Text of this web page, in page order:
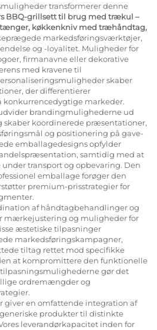
transformerer denne
BBQ-grillsett til brug med trækul –
køkkenkniv med træhåndtag,
markedsføringsværktøjer,
og -loyalitet. Muligheder for
firmanavne eller dekorative
med kravene til
skaber
der differentierer
markeder.
brandingmulighederne ud
skaber koordinerede præsentationer,
og positionering på gave-
emballagedesigns opfylder
samtidig med at
transport og opbevaring. Den
emballage forøger den
premium-prisstrategier for
af håndtagbehandlinger og
mærkejustering og muligheder for
æstetiske tilpasninger
markedsføringskampagner,
tiltag rettet mod specifikke
at kompromittere den funktionelle
gør det
ordremængder og
giver en omfattende integration af
produkter til distinkte
leverandørkapacitet inden for